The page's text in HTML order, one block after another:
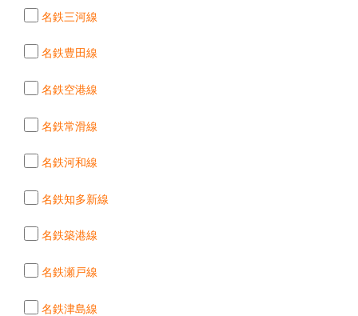
名鉄三河線
名鉄豊田線
名鉄空港線
名鉄常滑線
名鉄河和線
名鉄知多新線
名鉄築港線
名鉄瀬戸線
名鉄津島線